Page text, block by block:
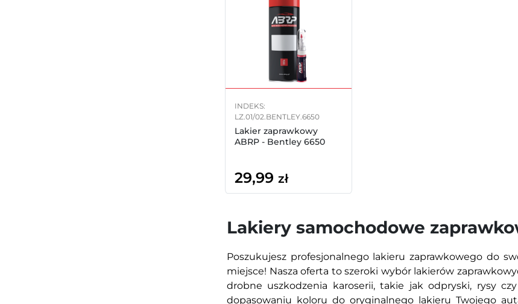
INDEKS:
LZ.01/02.BENTLEY.6650
Lakier zaprawkowy
ABRP - Bentley 6650
29,99 zł
Lakiery samochodowe
Poszukujesz profesjonalnego lakieru zaprawkowego do
miejsce! Nasza oferta to szeroki wybór lakierów
drobne uszkodzenia karoserii, takie jak odpryski, rysy
dopasowaniu koloru do oryginalnego lakieru Twojego